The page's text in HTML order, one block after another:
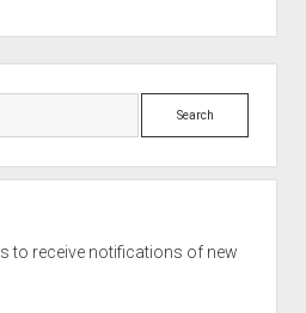
Search
to receive notifications of new